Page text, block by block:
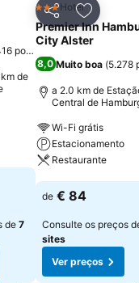
aos favoritos
pontuações
de
de7
Partilhar
3 Estrelas
Hotel
Premier Inn
City Alster
8,0 Muito boa (5.278
a 2.0 km de
Central de
Wi-Fi grátis
Estacionamento
Restaurante
Ver preços
de € 84
Consulte os preços
sites
Ver preços